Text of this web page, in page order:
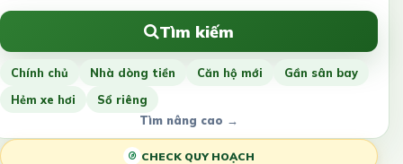
Tìm kiếm
Chính chủ Nhà dòng tiền Căn hộ mới
Gần sân bay
Hẻm xe hơi
Sổ riêng
Tìm nâng cao →
CHECK QUY HOẠCH